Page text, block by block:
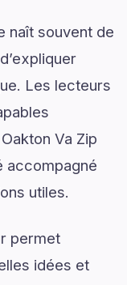
naît souvent de
Les lecteurs
Va Zip
accompagné
utiles.
permet
idées et